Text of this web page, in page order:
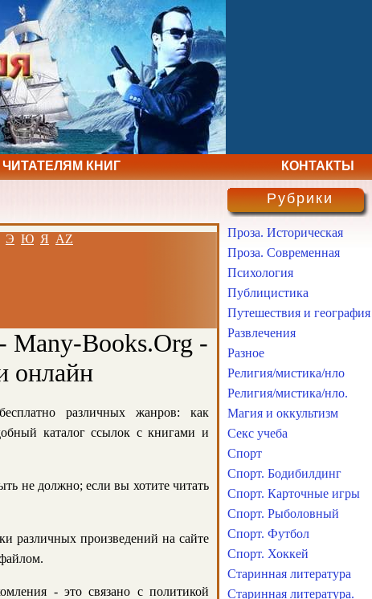
КНИГ КОНТАКТЫ
Э Ю Я AZ
Many-Books.Org -
онлайн
различных жанров: как
каталог ссылок с книгами и
не должно; если вы хотите читать
различных произведений на сайте
- это связано с политикой
Рубрики
Проза. Историческая
Проза. Современная
Психология
Публицистика
Путешествия и география
Развлечения
Разное
Религия/мистика/нло
Религия/мистика/нло.
Магия и оккультизм
Секс учеба
Спорт
Спорт. Бодибилдинг
Спорт. Карточные игры
Спорт. Рыболовный
Спорт. Футбол
Спорт. Хоккей
Старинная литература
Старинная литература.